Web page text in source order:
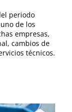
periodo
de los
empresas,
cambios de
técnicos.